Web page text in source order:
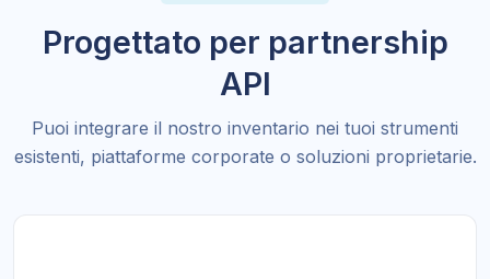
Progettato per partnership
API
Puoi integrare il nostro inventario nei tuoi strumenti
esistenti, piattaforme corporate o soluzioni proprietarie.